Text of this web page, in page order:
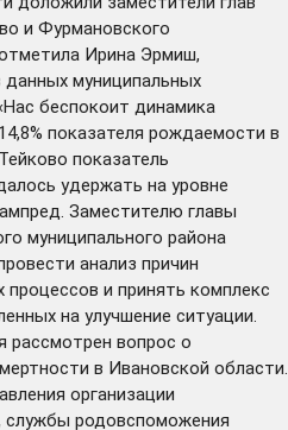
и Фурмановского
Ирина Эрмиш,
данных муниципальных
беспокоит динамика
показателя рождаемости в
показатель
удержать на уровне
Заместителю главы
муниципального района
анализ причин
и принять комплекс
на улучшение ситуации.
рассмотрен вопрос о
в Ивановской области.
организации
родовспоможения